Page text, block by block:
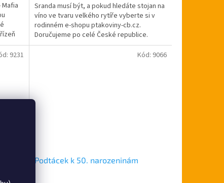
z
5
hvězdiček.
Sranda musí být, a pokud hledáte stojan na
víno ve tvaru velkého rytíře vyberte si v
rodinném e-shopu ptakoviny-cb.cz.
Doručujeme po celé České republice.
Kovový stojan na...
9231
Podtácek k 50. narozeninám
Kód: 9066